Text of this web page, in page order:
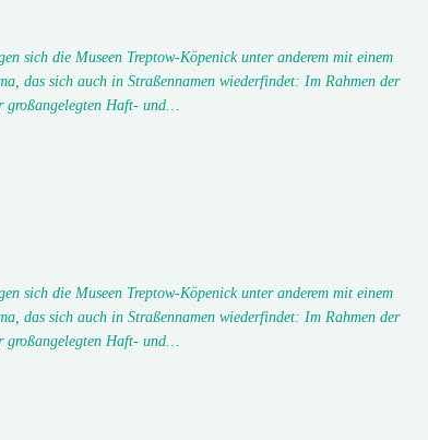
sich die Museen Treptow-Köpenick unter anderem mit einem
das sich auch in Straßennamen wiederfindet: Im Rahmen der
großangelegten Haft- und…
sich die Museen Treptow-Köpenick unter anderem mit einem
das sich auch in Straßennamen wiederfindet: Im Rahmen der
großangelegten Haft- und…